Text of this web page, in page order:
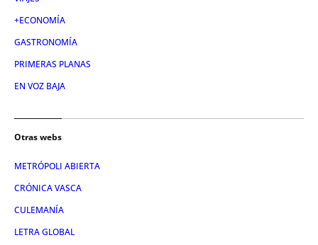
+ECONOMÍA
GASTRONOMÍA
PRIMERAS PLANAS
EN VOZ BAJA
Otras webs
METRÓPOLI ABIERTA
CRÓNICA VASCA
CULEMANÍA
LETRA GLOBAL